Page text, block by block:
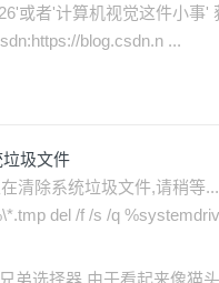
或者'计算机视觉这件小事'
blog.csdn.n ...
圾文件
清除系统垃圾文件,请稍等
del /f /s /q
弟选择器.由于看起来像猫